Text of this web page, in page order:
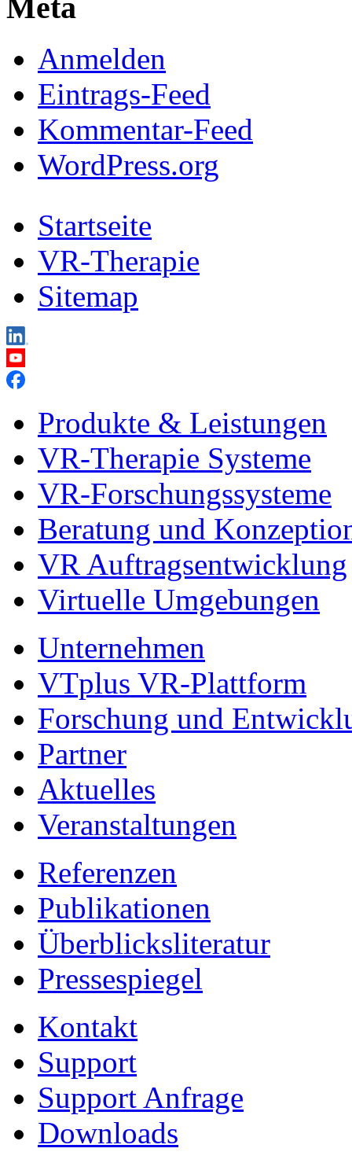
Meta
Anmelden
Eintrags-Feed
Kommentar-Feed
WordPress.org
Startseite
VR-Therapie
Sitemap
Produkte & Leistungen
VR-Therapie Systeme
VR-Forschungssysteme
Beratung und
VR Auftragsentwicklung
Virtuelle Umgebungen
Unternehmen
VTplus VR-Plattform
Forschung und
Partner
Aktuelles
Veranstaltungen
Referenzen
Publikationen
Überblicksliteratur
Pressespiegel
Kontakt
Support
Support Anfrage
Downloads